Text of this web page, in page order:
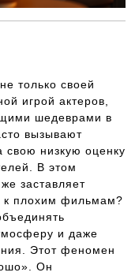
только своей
игрой актеров,
шедеврами в
вызывают
низкую оценку
В этом
заставляет
к плохим фильмам?
и даже
Этот феномен
Он